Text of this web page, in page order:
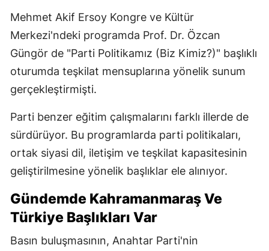
Mehmet Akif Ersoy Kongre ve Kültür
Merkezi'ndeki programda Prof. Dr. Özcan
Güngör de "Parti Politikamız (Biz Kimiz?)" başlıklı
oturumda teşkilat mensuplarına yönelik sunum
gerçekleştirmişti.
Parti benzer eğitim çalışmalarını farklı illerde de
sürdürüyor. Bu programlarda parti politikaları,
ortak siyasi dil, iletişim ve teşkilat kapasitesinin
geliştirilmesine yönelik başlıklar ele alınıyor.
Gündemde Kahramanmaraş Ve
Türkiye Başlıkları Var
Basın buluşmasının, Anahtar Parti'nin